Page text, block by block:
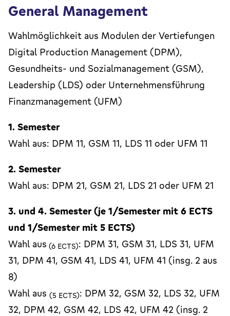
General Management
Wahlmöglichkeit aus Modulen der Vertiefungen
Digital Production Management (DPM),
Gesundheits- und Sozialmanagement (GSM),
Leadership (LDS) oder Unternehmensführung
Finanzmanagement (UFM)
1. Semester
Wahl aus: DPM 11, GSM 11, LDS 11 oder UFM 11
2. Semester
Wahl aus: DPM 21, GSM 21, LDS 21 oder UFM 21
3. und 4. Semester (je 1/Semester mit 6 ECTS
und 1/Semester mit 5 ECTS)
Wahl aus (6 ECTS): DPM 31, GSM 31, LDS 31, UFM
31, DPM 41, GSM 41, LDS 41, UFM 41 (insg. 2 aus
8)
Wahl aus (5 ECTS): DPM 32, GSM 32, LDS 32, UFM
32, DPM 42, GSM 42, LDS 42, UFM 42 (insg. 2